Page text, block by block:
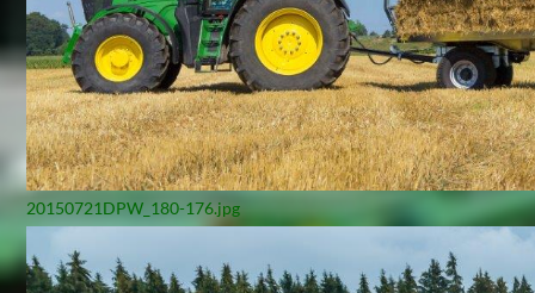
20150721DPW_180-176.jpg